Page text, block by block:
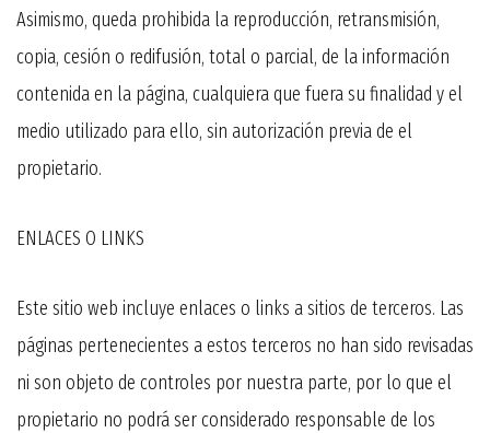
Asimismo, queda prohibida la reproducción, retransmisión,
copia, cesión o redifusión, total o parcial, de la información
contenida en la página, cualquiera que fuera su finalidad y el
medio utilizado para ello, sin autorización previa de el
propietario.
ENLACES O LINKS
Este sitio web incluye enlaces o links a sitios de terceros. Las
páginas pertenecientes a estos terceros no han sido revisadas
ni son objeto de controles por nuestra parte, por lo que el
propietario no podrá ser considerado responsable de los